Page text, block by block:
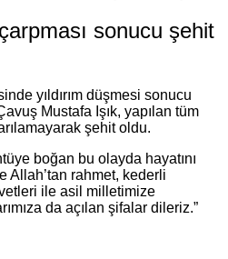
sonucu şehit
yıldırım düşmesi sonucu
Mustafa Işık, yapılan tüm
şehit oldu.
boğan bu olayda hayatını
Allah’tan rahmet, kederli
ile asil milletimize
da açılan şifalar dileriz.”